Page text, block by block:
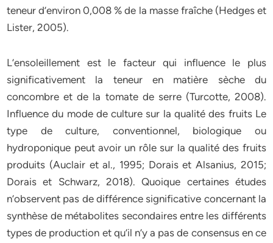
teneur d’environ 0,008 % de la masse fraîche (Hedges et
Lister, 2005).
L’ensoleillement est le facteur qui influence le plus
significativement la teneur en matière sèche du
concombre et de la tomate de serre (Turcotte, 2008).
Influence du mode de culture sur la qualité des fruits Le
type de culture, conventionnel, biologique ou
hydroponique peut avoir un rôle sur la qualité des fruits
produits (Auclair et al., 1995; Dorais et Alsanius, 2015;
Dorais et Schwarz, 2018). Quoique certaines études
n’observent pas de différence significative concernant la
synthèse de métabolites secondaires entre les différents
types de production et qu’il n’y a pas de consensus en ce